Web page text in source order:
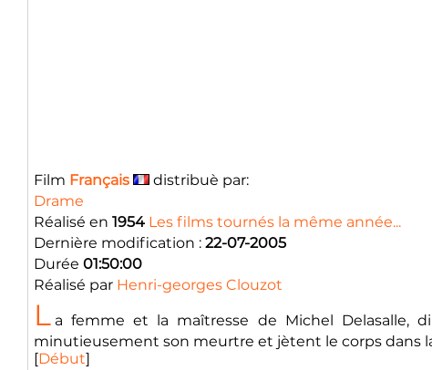
Film Français
distribuè par:
Drame
Réalisé en 1954 Les films tournés la même année...
Dernière modification : 22-07-2005
Durée 01:50:00
Réalisé par Henri-georges Clouzot
L a femme et la maîtresse de Michel Delasalle,
minutieusement son meurtre et jètent le corps dans
[Début]